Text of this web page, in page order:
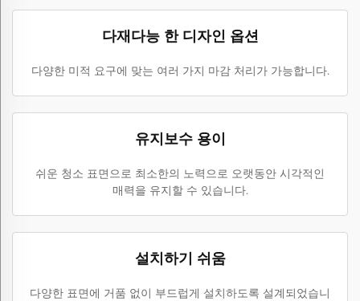
다재다능 한 디자인 옵션
다양한 미적 요구에 맞는 여러 가지 마감 처리가 가능합니다.
유지보수 용이
쉬운 청소 표면으로 최소한의 노력으로 오랫동안 시각적인
매력을 유지할 수 있습니다.
설치하기 쉬움
다양한 표면에 거품 없이 부드럽게 설치하도록 설계되었습니